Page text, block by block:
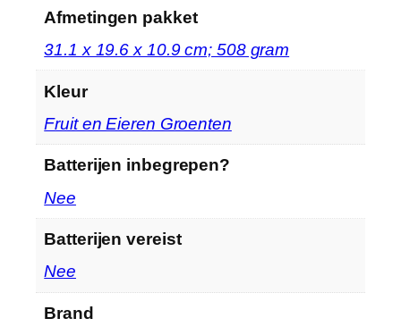
H
u
r
O
d
Afmetingen pakket
‎31.1 x 19.6 x 10.9 cm; 508 gram
Kleur
‎Fruit en Eieren Groenten
Batterijen inbegrepen?
‎Nee
Batterijen vereist
‎Nee
Brand